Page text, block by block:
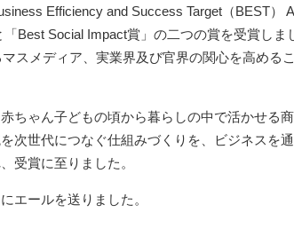
Efficiency and Success Target（BEST）
Best Social Impact賞」の二つの賞を受賞しま
スメディア、実業界及び官界の関心を高める
ちゃん子どもの頃から暮らしの中で活かせる
世代につなぐ仕組みづくりを、ビジネスを通
受賞に至りました。
エールを送りました。